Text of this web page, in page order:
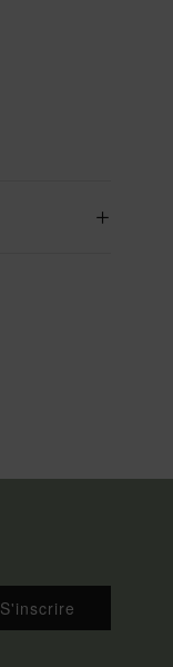
S'inscrire